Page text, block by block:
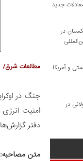
مطالعات شرق/
جنگ در
امنیت
دفتر
متن مصاحبه:
جدید
در
و آمریکا
در